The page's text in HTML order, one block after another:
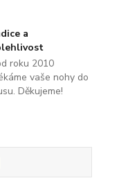
a
roku 2010
vaše nohy do
Děkujeme!